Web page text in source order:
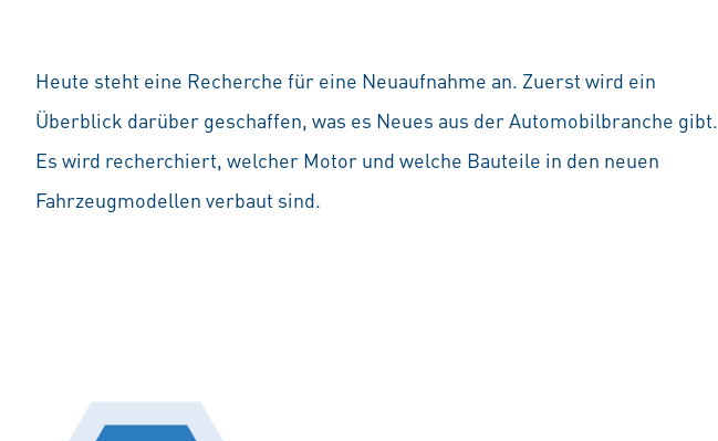
Heute steht eine Recherche für eine Neuaufnahme an. Zuerst wird ein
Überblick darüber geschaffen, was es Neues aus der Automobilbranche gibt.
Es wird recherchiert, welcher Motor und welche Bauteile in den neuen
Fahrzeugmodellen verbaut sind.